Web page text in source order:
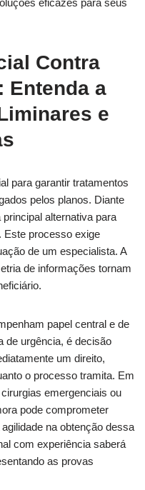
eficazes para seus
Contra
Entenda a
e
para garantir tratamentos
pelos planos. Diante
alternativa para
Este processo exige
de um especialista. A
de informações tornam
papel central e de
de urgência, é decisão
um direito,
o processo tramita. Em
emergenciais ou
pode comprometer
na obtenção dessa
com experiência saberá
as provas